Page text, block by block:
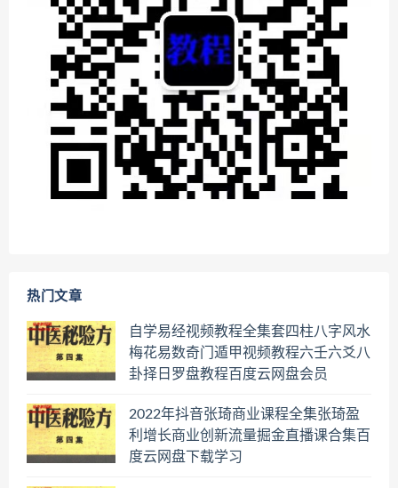
热门文章
自学易经视频教程全集套四柱八字风水
梅花易数奇门遁甲视频教程六壬六爻八
卦择日罗盘教程百度云网盘会员
2022年抖音张琦商业课程全集张琦盈
利增长商业创新流量掘金直播课合集百
度云网盘下载学习